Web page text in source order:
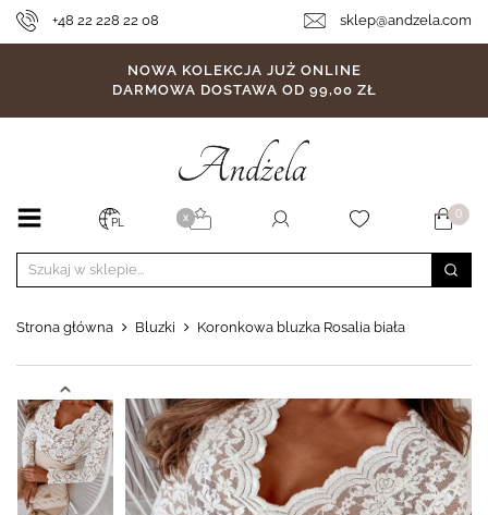
+48 22 228 22 08 sklep@andzela.com
NOWA KOLEKCJA JUŻ ONLINE
DARMOWA DOSTAWA OD 99,00 ZŁ
PL X 0
Strona główna Bluzki Koronkowa bluzka Rosalia biała